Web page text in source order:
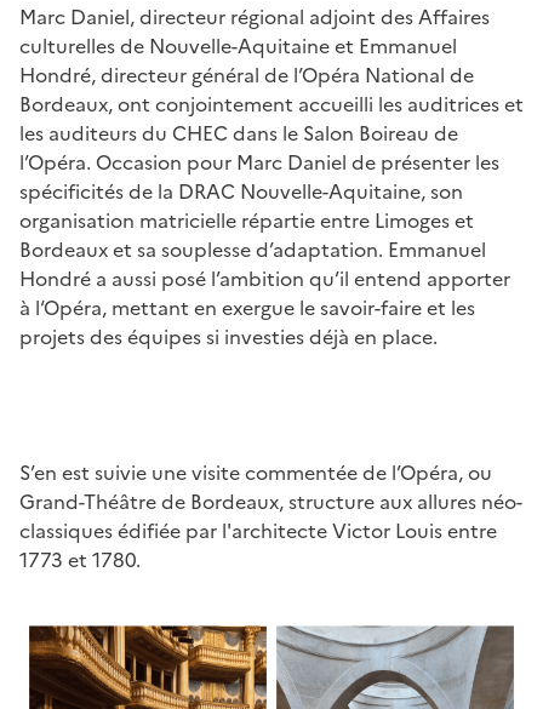
Marc Daniel, directeur régional adjoint des Affaires
culturelles de Nouvelle-Aquitaine et Emmanuel
Hondré, directeur général de l’Opéra National de
Bordeaux, ont conjointement accueilli les auditrices et
les auditeurs du CHEC dans le Salon Boireau de
l’Opéra. Occasion pour Marc Daniel de présenter les
spécificités de la DRAC Nouvelle-Aquitaine, son
organisation matricielle répartie entre Limoges et
Bordeaux et sa souplesse d’adaptation. Emmanuel
Hondré a aussi posé l’ambition qu’il entend apporter
à l‘Opéra, mettant en exergue le savoir-faire et les
projets des équipes si investies déjà en place.
S’en est suivie une visite commentée de l’Opéra, ou
Grand-Théâtre de Bordeaux, structure aux allures néo-
classiques édifiée par l'architecte Victor Louis entre
1773 et 1780.